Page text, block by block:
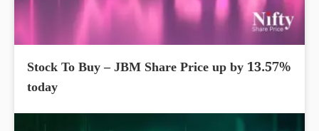
Stock To Buy – JBM Share Price up by 13.57%
today